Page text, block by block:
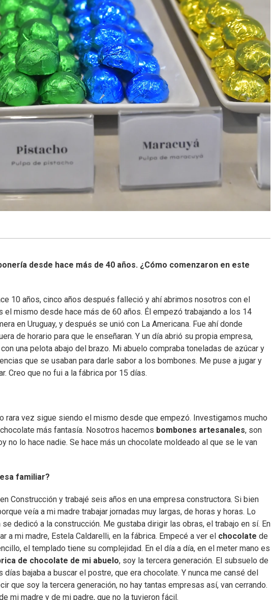
desde hace más de 40 años. ¿Cómo comenzaron en este
10 años, cinco años después falleció y ahí abrimos nosotros con el
el mismo desde hace más de 60 años. Él empezó trabajando a los 14
en Uruguay, y después se unió con La Americana. Fue ahí donde
de horario para que le enseñaran. Y un día abrió su propia empresa,
una pelota abajo del brazo. Mi abuelo compraba toneladas de azúcar y
que se usaban para darle sabor a los bombones. Me puse a jugar y
Creo que no fui a la fábrica por 15 días.
rara vez sigue siendo el mismo desde que empezó. Investigamos mucho
chocolate más fantasía. Nosotros hacemos bombones artesanales, son
no lo hace nadie. Se hace más un chocolate moldeado al que se le van
familiar?
Construcción y trabajé seis años en una empresa constructora. Si bien
veía a mi madre trabajar jornadas muy largas, de horas y horas. Lo
dedicó a la construcción. Me gustaba dirigir las obras, el trabajo en sí. En
a mi madre, Estela Caldarelli, en la fábrica. Empecé a ver el chocolate de
el templado tiene su complejidad. En el día a día, en el meter mano es
de chocolate de mi abuelo, soy la tercera generación. El subsuelo de
bajaba a buscar el postre, que era chocolate. Y nunca me cansé del
que soy la tercera generación, no hay tantas empresas así, van cerrando.
mi madre y de mi padre, que no la tuvieron fácil.